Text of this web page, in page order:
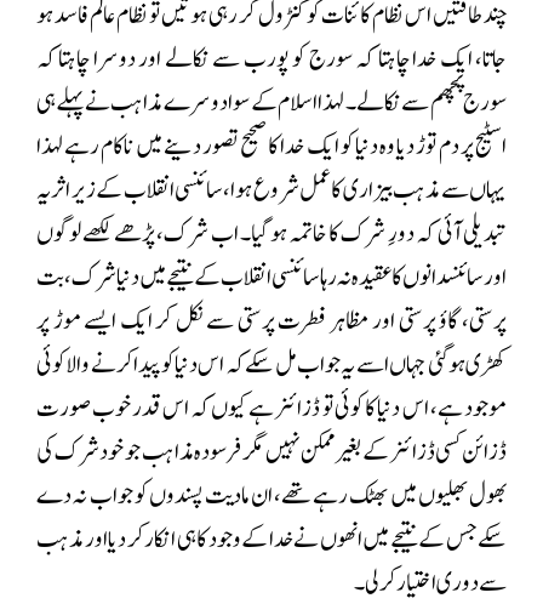
چند طاقتیں اس نظام کائنات کو کنٹرول کر رہی ہوتیں تو نظام عالم فاسد ہو
جاتا، ایک خدا چاہتا کہ سورج کو پورب سے نکالے اور دوسرا چاہتا کہ
سورج پچھم سے نکالے۔ لہذا اسلام کے سوا دوسرے مذاہب نے پہلے ہی
اسٹیج پر دم توڑ دیا وہ دنیا کو ایک خدا کا صحیح تصور دینے میں ناکام رہے لہذا
یہاں سے مذہب بیزاری کا عمل شروع ہوا، سائنسی انقلاب کے زیر اثر یہ
تبدیلی آئی کہ دورِ شرک کا خاتمہ ہو گیا۔ اب شرک، پڑھے لکھے لوگوں
اور سائنسدانوں کا عقیدہ نہ رہا سائنسی انقلاب کے نتیجے میں دنیا شرک، بت
پرستی، گاؤ پرستی اور مظاہر فطرت پرستی سے نکل کر ایک ایسے موڑ پر
کھڑی ہوگئی جہاں اسے یہ جواب مل سکے کہ اس دنیا کو پیدا کرنے والا کوئی
موجود ہے، اس دنیا کا کوئی تو ڈزائنر ہے کیوں کہ اس قدر خوب صورت
ڈزائن کسی ڈزائنر کے بغیر ممکن نہیں مگر فرسودہ مذاہب جو خود شرک کی
بھول بھلیوں میں بھٹک رہے تھے، ان مادیت پسندوں کو جواب نہ دے
سکے جس کے نتیجے میں انھوں نے خدا کے وجود کا ہی انکار کر دیا اور مذہب
سے دوری اختیار کر لی۔